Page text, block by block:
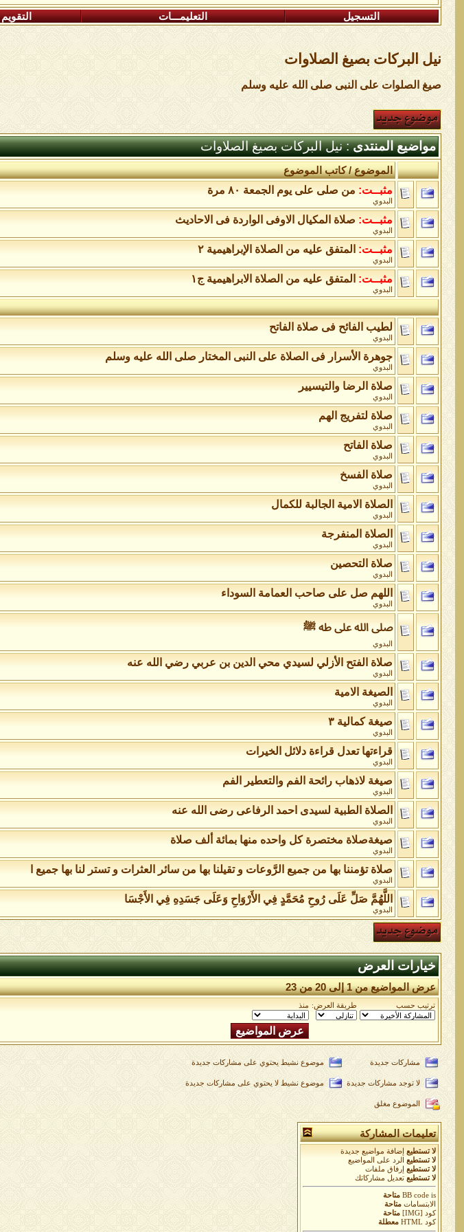
التسجيل التعليمـــات التقويم
نيل البركات بصيغ الصلاوات
صيغ الصلوات على النبى صلى الله عليه وسلم
مواضيع المنتدى: نيل البركات بصيغ الصلاوات
الموضوع/كاتب الموضوع
مثبــت: من صلى على يوم الجمعة ٨٠ مرة
البدوي
مثبــت: صلاة المكيال الاوفى الواردة فى الاحاديث
البدوي
مثبــت: المتفق عليه من الصلاة الإبراهيمية ٢
البدوي
مثبــت: المتفق عليه من الصلاة الابراهيمية ج١
البدوي
لطيب الفائح فى صلاة الفاتح
البدوي
جوهرة الأسرار فى الصلاة على النبى المختار صلى الله عليه وسلم
البدوي
صلاة الرضا والتيسيير
البدوي
صلاة لتفريج الهم
البدوي
صلاة الفاتح
البدوي
صلاة الفسخ
البدوي
الصلاة الامية الجالبة للكمال
البدوي
الصلاة المنفرجة
البدوي
صلاة التحصين
البدوي
اللهم صل على صاحب العمامة السوداء
البدوي
صلى الله على طه ﷺ
البدوي
صلاة الفتح الأزلي لسيدي محي الدين بن عربي رضي الله عنه
البدوي
الصيغة الامية
البدوي
صيغة كمالية ٣
البدوي
قراءتها تعدل قراءة دلائل الخيرات
البدوي
صيغة لاذهاب رائحة الفم والتعطير الفم
البدوي
الصلاة الطبية لسيدى احمد الرفاعى رضى الله عنه
البدوي
صيغةصلاة مختصرة كل واحده منها بمائة ألف صلاة
البدوي
صلاة تؤمننا بها من جميع الرَّوعات و تقيلنا بها من سائر العثرات و تستر لنا بها جميع ا
البدوي
اللَّهُمَّ صَلِّ عَلَى رُوحِ مُحَمَّدٍ فِي الأَرْوَاحِ وَعَلَى جَسَدِهِ فِي الأَجْسَا
البدوي
خيارات العرض
عرض المواضيع من 1 إلى 20 من 23
ترتيب حسب طريقة العرض: منذ
مشاركات جديدة موضوع نشيط يحتوي على مشاركات جديدة
لا توجد مشاركات جديدة موضوع نشيط لا يحتوي على مشاركات جديدة
الموضوع مغلق
تعليمات المشاركة
لا تستطيع
إضافة مواضيع جديدة
لا تستطيع
الرد على المواضيع
لا تستطيع
إرفاق ملفات
لا تستطيع تعديل مشاركاتك
BB codeis
متاحة
الابتسامات متاحة
كود [IMG]
متاحة
كود HTML
معطلة